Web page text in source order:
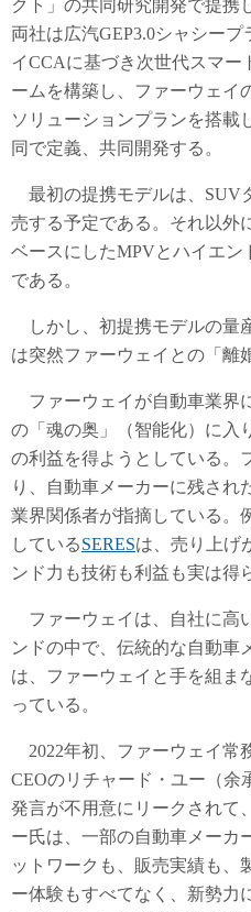
クト」の共同研究開発で提携
両社は広汽GEP3.0シャシー
イCCAに基づき次世代スマー
ームを構築し、ファーウェイ
ソリューションプランを搭載
同で定義、共同開発する。
最初の提携モデルは、SUV
売する予定である。それ以外
ベースにしたMPVとハイエ
である。
しかし、初提携モデルの量
は突然ファーウェイとの「離
ファーウェイが自動車業界
の「魂の奥」（智能化）に入
の利益を得ようとしている。
り、自動車メーカーに残され
業界関係者が指摘している。
しているSERESは、売り上げ
ンド力も技術も利益も実は得
ファーウェイは、自社に高
ンドの中で、伝統的な自動車
は、ファーウェイと手を組ま
っている。
2022年初、ファーウェイ常
CEOのリチャード・ユー（余
発言が不用意にリークされて
ー氏は、一部の自動車メーカ
ットワークも、販売実績も、
ー体験もすべてなく、新勢力